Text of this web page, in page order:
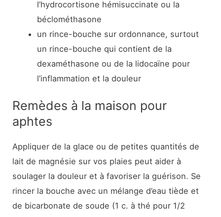
l’hydrocortisone hémisuccinate ou la
béclométhasone
un rince-bouche sur ordonnance, surtout
un rince-bouche qui contient de la
dexaméthasone ou de la lidocaïne pour
l’inflammation et la douleur
Remèdes à la maison pour
aphtes
Appliquer de la glace ou de petites quantités de
lait de magnésie sur vos plaies peut aider à
soulager la douleur et à favoriser la guérison. Se
rincer la bouche avec un mélange d’eau tiède et
de bicarbonate de soude (1 c. à thé pour 1/2